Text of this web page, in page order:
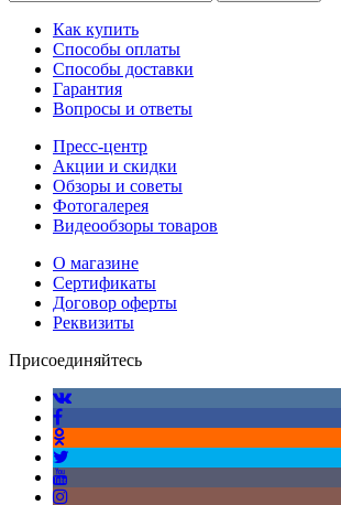
Как купить
Способы оплаты
Способы доставки
Гарантия
Вопросы и ответы
Пресс-центр
Акции и скидки
Обзоры и советы
Фотогалерея
Видеообзоры товаров
О магазине
Сертификаты
Договор оферты
Реквизиты
Присоединяйтесь